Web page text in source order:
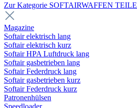
Zur Kategorie SOFTAIRWAFFEN TEILE
Magazine
Softair elektrisch lang
Softair elektrisch kurz
Softair HPA Luftdruck lang
Softair gasbetrieben lang
Softair Federdruck lang
Softair gasbetrieben kurz
Softair Federdruck kurz
Patronenhülsen
Speedloader